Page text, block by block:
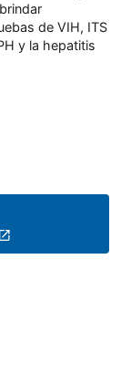
de VIH, ITS
y la hepatitis